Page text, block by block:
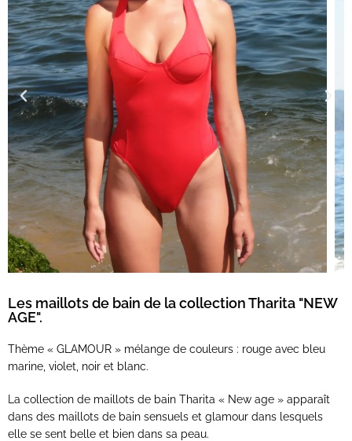
Les maillots de bain de la collection Tharita "NEW
AGE".
Thème « GLAMOUR » mélange de couleurs : rouge avec bleu
marine, violet, noir et blanc.
La collection de maillots de bain Tharita « New age » apparaît
dans des maillots de bain sensuels et glamour dans lesquels
elle se sent belle et bien dans sa peau.